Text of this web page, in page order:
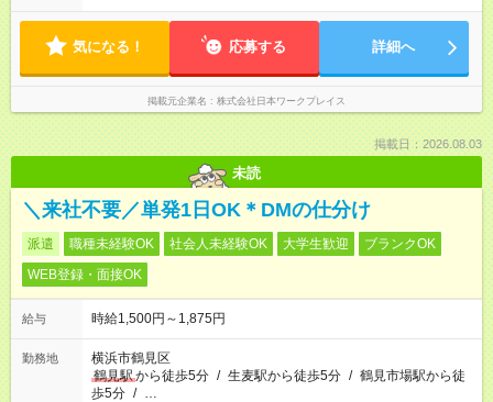
気になる！ 応募する 詳細へ
掲載元企業名 株式会社日本ワークプレイス
掲載日：2026.08.03
未読
＼来社不要／単発1日OK＊DMの仕分け
派遣 職種未経験OK 社会人未経験OK 大学生歓迎
ブランクOK
WEB登録・面接OK
給与 時給1,500円～1,875円
勤務地
横浜市鶴見区
鶴見駅から徒歩5分 / 生麦駅から徒歩5分 / 鶴見市場駅から徒
歩5分 / …